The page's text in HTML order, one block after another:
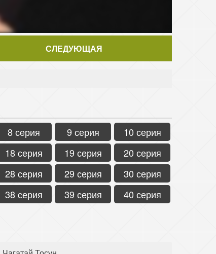
СЛЕДУЮЩАЯ
8 серия 9 серия
10 серия
18 серия 19 серия
20 серия
28 серия 29 серия
30 серия
38 серия 39 серия
40 серия